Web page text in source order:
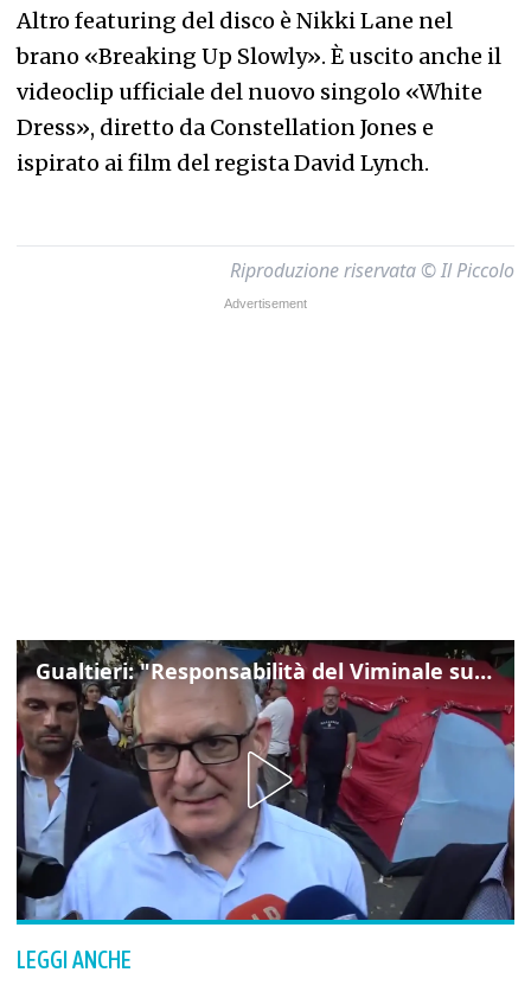
Altro featuring del disco è Nikki Lane nel
brano «Breaking Up Slowly». È uscito anche il
videoclip ufficiale del nuovo singolo «White
Dress», diretto da Constellation Jones e
ispirato ai film del regista David Lynch.
Riproduzione riservata © Il Piccolo
Gualtieri: "Responsabilità del Viminale su Spin Time? La posizione dei partiti è nota"
LEGGI ANCHE